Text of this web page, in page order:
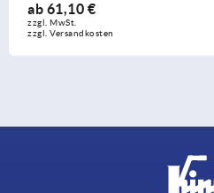
61,10 €
MwSt.
Versandkosten